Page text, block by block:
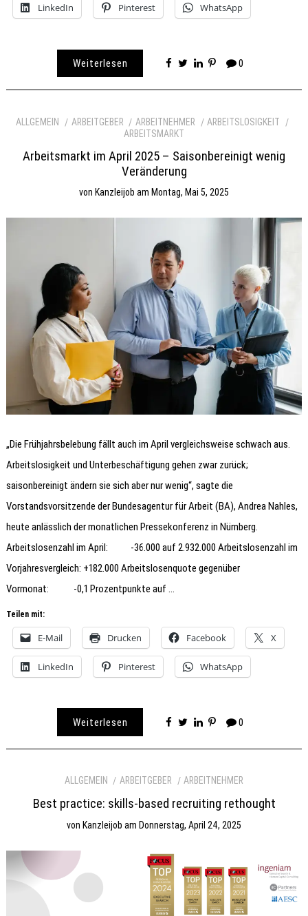
LinkedIn Pinterest WhatsApp
Weiterlesen 0
ALLGEMEIN ARBEITGEBER ARBEITNEHMER
ARBEITSLOSIGKEIT
ARBEITSMARKT
Arbeitsmarkt im April 2025 – Saisonbereinigt wenig
Veränderung
von Kanzleijob am Montag, Mai 5, 2025
„Die Frühjahrsbelebung fällt auch im April vergleichsweise schwach aus.
Arbeitslosigkeit und Unterbeschäftigung gehen zwar zurück;
saisonbereinigt ändern sie sich aber nur wenig“, sagte die
Vorstandsvorsitzende der Bundesagentur für Arbeit (BA), Andrea Nahles,
heute anlässlich der monatlichen Pressekonferenz in Nürnberg.
Arbeitslosenzahl im April: -36.000 auf 2.932.000 Arbeitslosenzahl im
Vorjahresvergleich: +182.000 Arbeitslosenquote gegenüber
Vormonat: -0,1 Prozentpunkte auf …
Teilen mit:
E-Mail Drucken Facebook X
LinkedIn Pinterest WhatsApp
Weiterlesen 0
ALLGEMEIN ARBEITGEBER ARBEITNEHMER
Best practice: skills-based recruiting rethought
von Kanzleijob am Donnerstag, April 24, 2025